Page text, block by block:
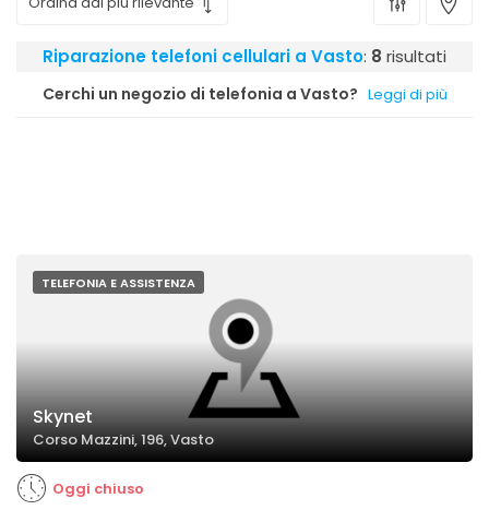
Riparazione telefoni cellulari a Vasto: 8 risultati
Cerchi un negozio di telefonia a Vasto? Leggi di più
TELEFONIA E ASSISTENZA
Skynet
Corso Mazzini, 196, Vasto
Oggi chiuso